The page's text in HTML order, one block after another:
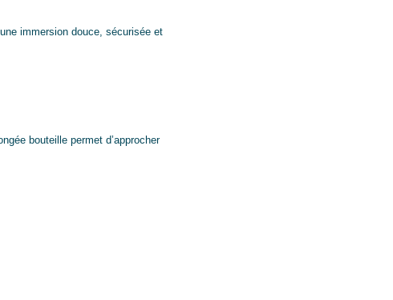
immersion douce, sécurisée et
bouteille permet d’approcher